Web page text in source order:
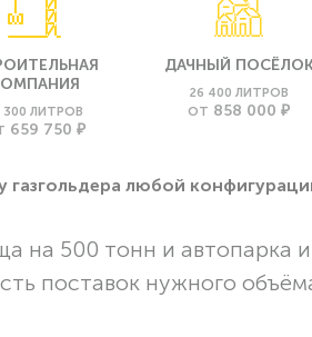
300 ЛИТРОВ
659 750 ₽
ДАЧНЫЙ
26 400 ЛИТРОВ
ОТ 858 000 ₽
газгольдера любой
на 500 тонн и автопарка
поставок нужного